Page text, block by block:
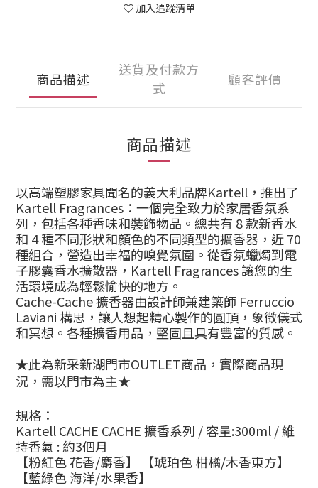
加入追蹤清單
商品描述
送貨及付款方
式
顧客評價
商品描述
以高端塑膠家具聞名的義大利品牌Kartell，推出了
Kartell Fragrances：一個完全致力於家居香氛系
列，包括各種香味和裝飾物品。總共有 8 款新香水
和 4 種不同形狀和顏色的不同類型的擴香器，近 70
種組合，營造出幸福的嗅覺氛圍。從香氛蠟燭到電
子膠囊香水擴散器，Kartell Fragrances 讓您的生
活環境成為輕鬆愉快的地方。
Cache-Cache 擴香器由設計師兼建築師 Ferruccio
Laviani 構思，讓人想起精心製作的圓頂，象徵儀式
和冥想。各種擴香用品，堅固且具有豐富的質感。
★此為新采新湖門市OUTLET商品 ， 實際商品現
況，需以門市為主★
規格：
KartellCACHE CACHE 擴香系列 / 容量:300ml / 維
持香氣 : 約3個月
【粉紅色 花香/麝香】 【琥珀色 柑橘/木香東方】
【藍綠色 海洋/水果香】